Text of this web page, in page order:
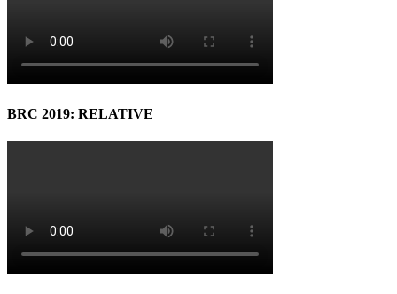
BRC 2019: RELATIVE